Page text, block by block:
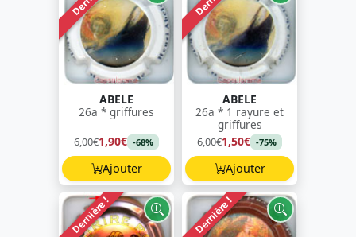
ABELE
26a * griffures
6,00€1,90€ -68%
Ajouter
ABELE
26a * 1 rayure et
griffures
6,00€1,50€ -75%
Ajouter
Dernière ! Dernière !